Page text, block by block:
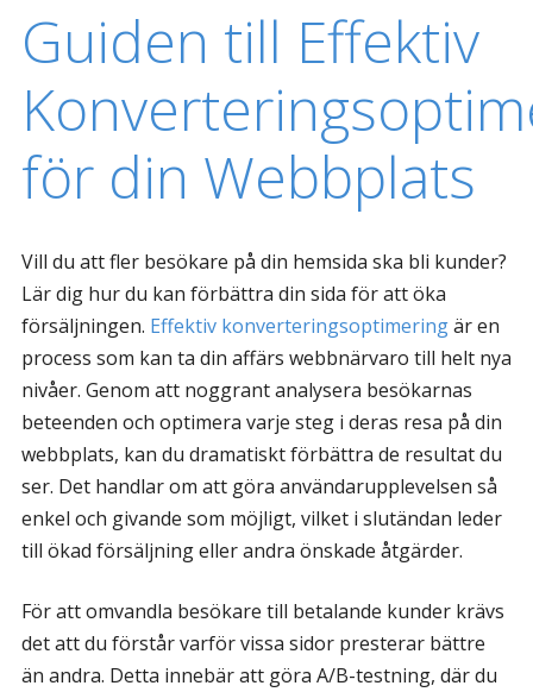
Guiden till Effektiv
för din Webbplats
Vill du att fler besökare på din hemsida ska bli kunder?
Lär dig hur du kan förbättra din sida för att öka
försäljningen. Effektiv konverteringsoptimeringär en
process som kan ta din affärs webbnärvaro till helt nya
nivåer. Genom att noggrant analysera besökarnas
beteenden och optimera varje steg i deras resa på din
webbplats, kan du dramatiskt förbättra de resultat du
ser. Det handlar om att göra användarupplevelsen så
enkel och givande som möjligt, vilket i slutändan leder
till ökad försäljning eller andra önskade åtgärder.
För att omvandla besökare till betalande kunder krävs
det att du förstår varför vissa sidor presterar bättre
än andra. Detta innebär att göra A/B-testning, där du